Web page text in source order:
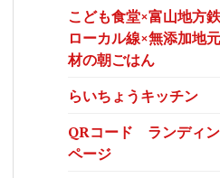
こども食堂×富山地方
ローカル線×無添加地
材の朝ごはん
らいちょうキッチン
QRコード ランディ
ページ